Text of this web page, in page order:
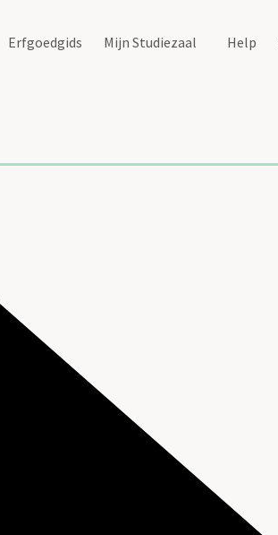
Erfgoedgids Mijn Studiezaal Help